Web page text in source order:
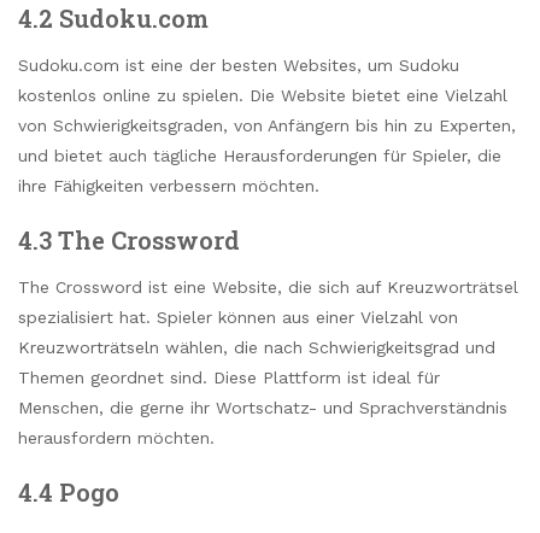
4.2 Sudoku.com
Sudoku.com ist eine der besten Websites, um Sudoku
kostenlos online zu spielen. Die Website bietet eine Vielzahl
von Schwierigkeitsgraden, von Anfängern bis hin zu Experten,
und bietet auch tägliche Herausforderungen für Spieler, die
ihre Fähigkeiten verbessern möchten.
4.3 The Crossword
The Crossword ist eine Website, die sich auf Kreuzworträtsel
spezialisiert hat. Spieler können aus einer Vielzahl von
Kreuzworträtseln wählen, die nach Schwierigkeitsgrad und
Themen geordnet sind. Diese Plattform ist ideal für
Menschen, die gerne ihr Wortschatz- und Sprachverständnis
herausfordern möchten.
4.4 Pogo